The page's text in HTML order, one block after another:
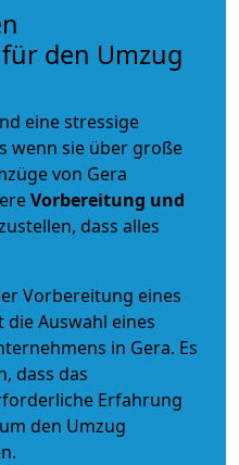
den Umzug
eine stressige
wenn sie über große
von Gera
Vorbereitung und
dass alles
Vorbereitung eines
die Auswahl eines
in Gera. Es
dass das
Erfahrung
den Umzug